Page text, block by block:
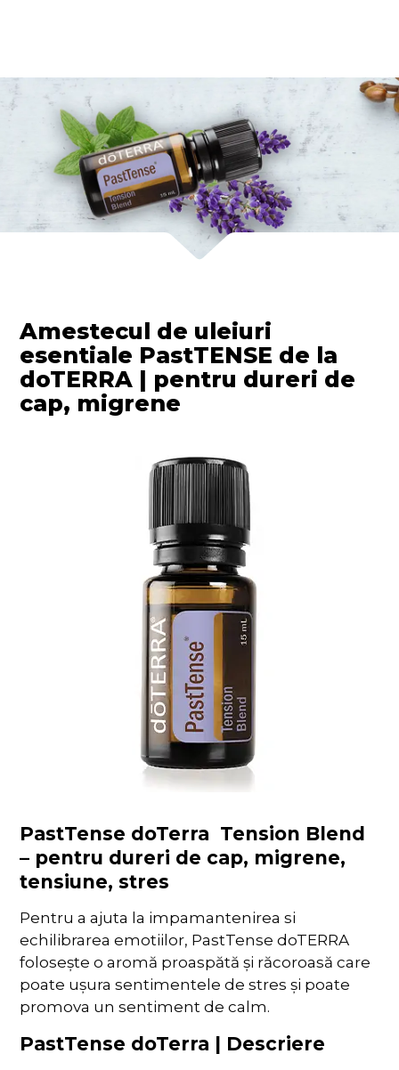
Amestecul de uleiuri
esentiale PastTENSE de la
doTERRA | pentru dureri de
cap, migrene
PastTense doTerra Tension Blend
– pentru dureri de cap, migrene,
tensiune, stres
Pentru a ajuta la impamantenirea si
echilibrarea emotiilor, PastTense doTERRA
folosește o aromă proaspătă și răcoroasă care
poate ușura sentimentele de stres și poate
promova un sentiment de calm.
PastTense doTerra | Descriere